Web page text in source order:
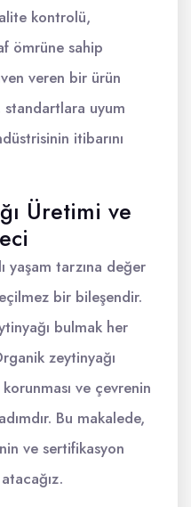
kontrolü,
ömrüne sahip
veren bir ürün
standartlara uyum
itibarını
Üretimi ve
yaşam tarzına değer
bir bileşendir.
bulmak her
zeytinyağı
ve çevrenin
Bu makalede,
ve sertifikasyon